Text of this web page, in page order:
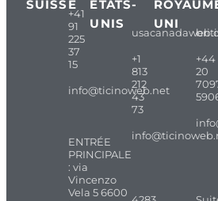
SUISSE
+41
91
225
37
15
info@ticinoweb.net
ENTRÉE
PRINCIPALE
: via
Vincenzo
Vela 5 6600
ÉTATS-
UNIS
+1
813
212
43
73
UNI
+44
20